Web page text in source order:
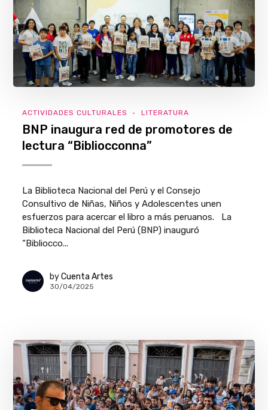
ACTIVIDADES CULTURALES LITERATURA
BNP inaugura red de promotores de
lectura “Bibliocconna”
La Biblioteca Nacional del Perú y el Consejo
Consultivo de Niñas, Niños y Adolescentes unen
esfuerzos para acercar el libro a más peruanos. La
Biblioteca Nacional del Perú (BNP) inauguró
“Bibliocco...
by Cuenta Artes
30/04/2025